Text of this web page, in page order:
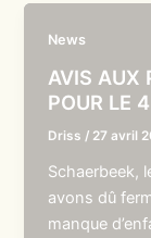
News
AVIS AUX
POUR LE
Driss / 27 avril
Schaerbeek,
avons dû
manque